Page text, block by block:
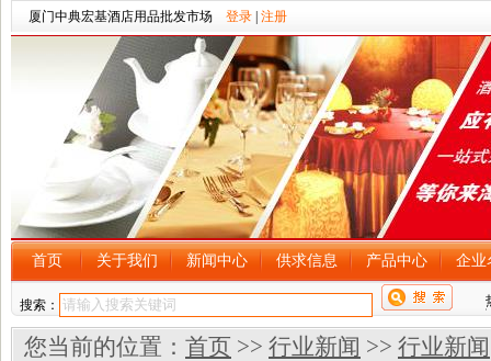
厦门中典宏基酒店用品批发市场 登录 注册
首页 关于我们 新闻中心 供求信息 产品中心 企业
搜索：
您当前的位置： 首页 >> 行业新闻 >> 行业新闻